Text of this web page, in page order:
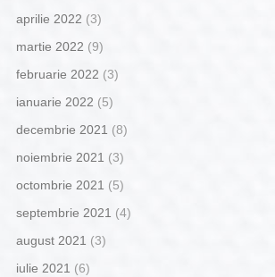
aprilie 2022 (3)
martie 2022 (9)
februarie 2022 (3)
ianuarie 2022 (5)
decembrie 2021 (8)
noiembrie 2021 (3)
octombrie 2021 (5)
septembrie 2021 (4)
august 2021 (3)
iulie 2021 (6)